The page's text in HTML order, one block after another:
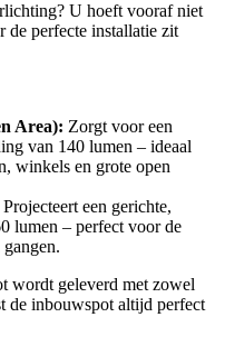
U hoeft vooraf niet
de perfecte installatie zit
Area): Zorgt voor een
van 140 lumen – ideaal
winkels en grote open
Projecteert een gerichte,
lumen – perfect voor de
wordt geleverd met zowel
de inbouwspot altijd perfect